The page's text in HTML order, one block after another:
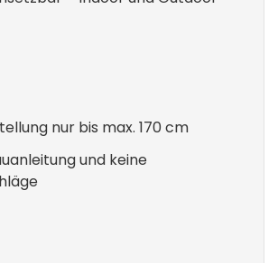
nur bis max. 170 cm
und keine